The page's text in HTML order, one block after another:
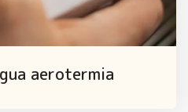
aerotermia